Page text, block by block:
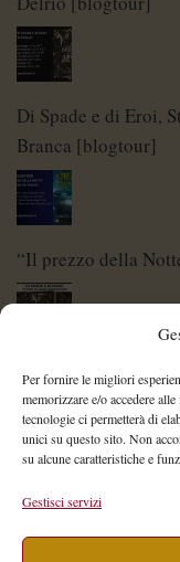
Per fornire le migliori
memorizzare e/o accedere
tecnologie ci permetterà di
unici su questo sito. Non
su alcune caratteristiche e
Gestisci servizi
Di Spade e di Eroi,
Branca [blogtour]
“Il prezzo della
Di Spade e di Eroi